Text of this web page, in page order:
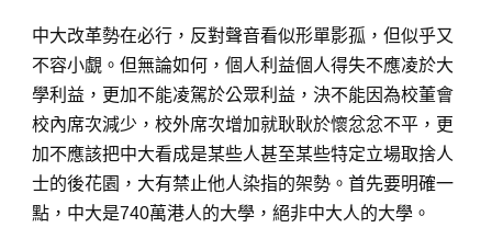
中大改革勢在必行，反對聲音看似形單影孤，但似乎又
不容小覷。但無論如何，個人利益個人得失不應凌於大
學利益，更加不能凌駕於公眾利益，決不能因為校董會
校內席次減少，校外席次增加就耿耿於懷忿忿不平，更
加不應該把中大看成是某些人甚至某些特定立場取捨人
士的後花園，大有禁止他人染指的架勢。首先要明確一
點，中大是740萬港人的大學，絕非中大人的大學。